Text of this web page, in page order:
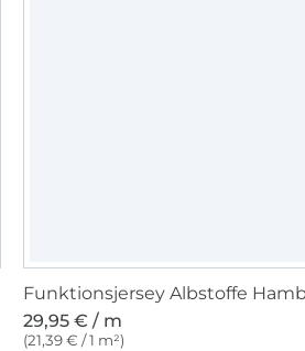
29,95 € / m
(21,39 € / 1 m²)